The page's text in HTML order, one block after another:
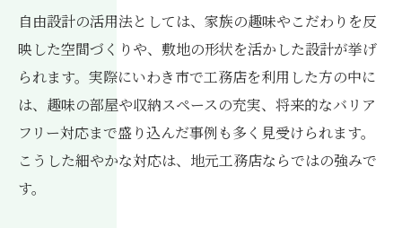
自由設計の活用法としては、家族の趣味やこだわりを反
映した空間づくりや、敷地の形状を活かした設計が挙げ
られます。実際にいわき市で工務店を利用した方の中に
は、趣味の部屋や収納スペースの充実、将来的なバリア
フリー対応まで盛り込んだ事例も多く見受けられます。
こうした細やかな対応は、地元工務店ならではの強みで
す。